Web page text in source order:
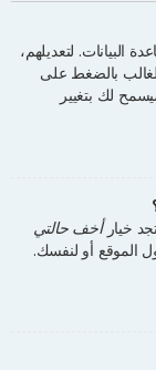
البيانات. لتعديلهم،
بالضغط على
لك بتغيير
خيارأخف حالتي
الموقع أو لنفسك.